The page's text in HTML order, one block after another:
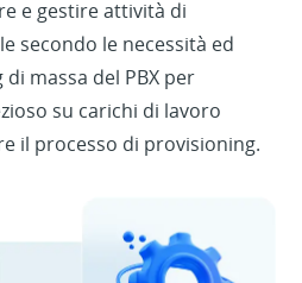
e gestire attività di
secondo le necessità ed
massa del PBX per
su carichi di lavoro
il processo di provisioning.